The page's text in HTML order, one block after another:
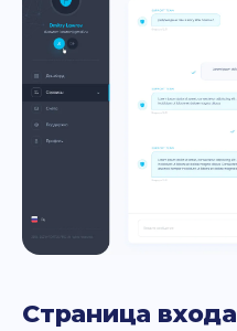
Страница входа